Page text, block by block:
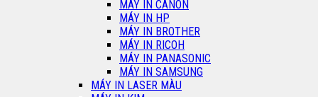
MÁY IN CANON
MÁY IN HP
MÁY IN BROTHER
MÁY IN RICOH
MÁY IN PANASONIC
MÁY IN SAMSUNG
MÁY IN LASER MÀU